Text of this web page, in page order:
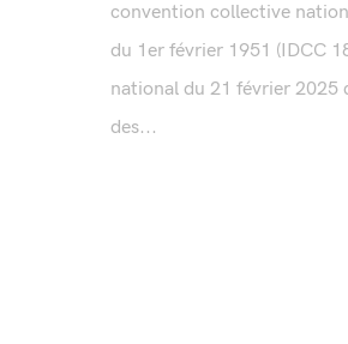
convention collective
du 1er février 1951 (IDCC
national du 21 février 2025
des...